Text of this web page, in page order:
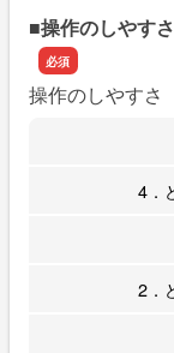
■操作のしやす
操作のしやすさ
4．
2．